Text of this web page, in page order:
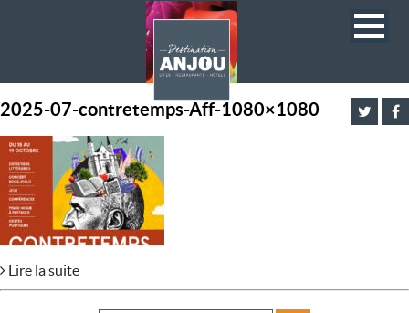
2025-07-contretemps-Aff-1080×1080
Lire la suite